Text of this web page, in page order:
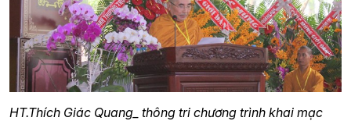
HT.Thích Giác Quang_ thông tri chương trình khai mạc